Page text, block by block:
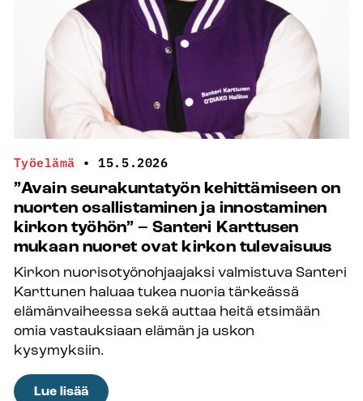
erityinen
voima”
Tangokuningas-
kanttori
Pasi Flodström
murtaa
raja-
aitoja
Työelämä • 15.5.2026
”Avain seurakuntatyön kehittämiseen on
nuorten osallistaminen ja innostaminen
kirkon työhön” – Santeri Karttusen
mukaan nuoret ovat kirkon tulevaisuus
Kirkon nuorisotyönohjaajaksi valmistuva Santeri
Karttunen haluaa tukea nuoria tärkeässä
elämänvaiheessa sekä auttaa heitä etsimään
omia vastauksiaan elämän ja uskon
kysymyksiin.
Lue lisää: